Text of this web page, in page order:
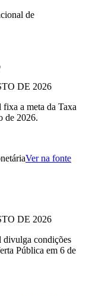
de
DE 2026
a meta da Taxa
de 2026.
Ver na fonte
DE 2026
divulga condições
Pública em 6 de